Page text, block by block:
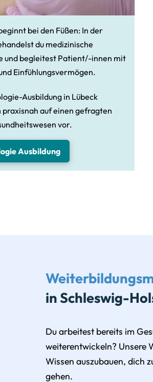
bei den Füßen: In der
du medizinische
und begleitest Patient/-innen mit
Einfühlungsvermögen.
Ausbildung in Lübeck
auf einen gefragten
vor.
Ausbildung
in Schleswig-
Du arbeitest bereits im
weiterentwickeln? Unsere
Wissen auszubauen, dich
gehen.